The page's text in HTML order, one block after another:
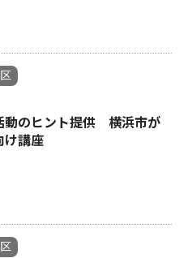
動のヒント提供 横浜市が
け講座